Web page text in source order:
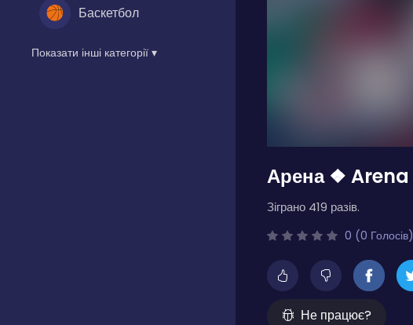
Баскетбол
Показати інші категорії ▾
Арена ❖ Arena
Зіграно 419 разів.
0 (0 Голосів)
Не працює?